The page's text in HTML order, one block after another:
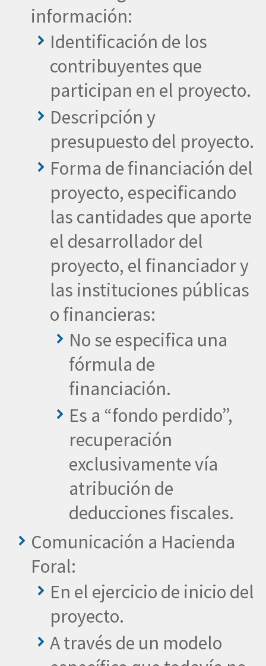
información:
Identificación de los
contribuyentes que
participan en el proyecto.
Descripción y
presupuesto del proyecto.
Forma de financiación del
proyecto, especificando
las cantidades que aporte
el desarrollador del
proyecto, el financiador y
las instituciones públicas
o financieras:
No se especifica una
fórmula de
financiación.
Es a “fondo perdido”,
recuperación
exclusivamente vía
atribución de
deducciones fiscales.
Comunicación a Hacienda
Foral:
En el ejercicio de inicio del
proyecto.
A través de un modelo